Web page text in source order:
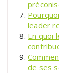
leader
En quoi
de ses